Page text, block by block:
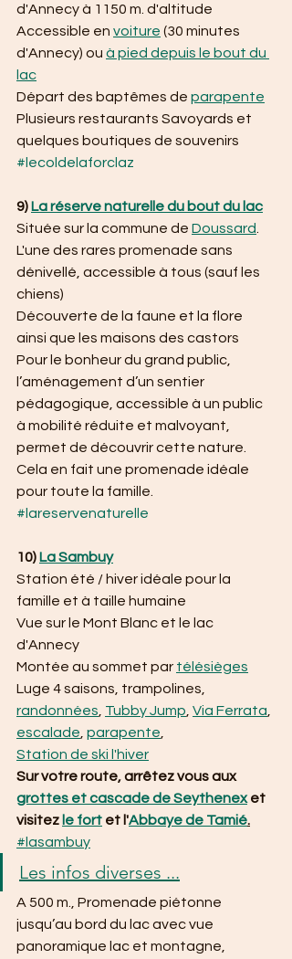
d'Annecy à 1150 m. d'altitude
Accessible en voiture (30 minutes
d'Annecy) ou à pied depuis le bout du
lac
Départ des baptêmes de parapente
Plusieurs restaurants Savoyards et
quelques boutiques de souvenirs
#lecoldelaforclaz
9) La réserve naturelle du bout du lac
Située sur la commune de Doussard
L'une des rares promenade sans
dénivellé, accessible à tous (sauf les
chiens)
Découverte de la faune et la flore
ainsi que les maisons des castors
Pour le bonheur du grand public,
l’aménagement d’un sentier
pédagogique, accessible à un public
à mobilité réduite et malvoyant,
permet de découvrir cette nature.
Cela en fait une promenade idéale
pour toute la famille.
#lareservenaturelle
10) La Sambuy
Station été / hiver idéale pour la
famille et à taille humaine
Vue sur le Mont Blanc et le lac
d'Annecy
Montée au sommet par télésièges
Luge 4 saisons, trampolines,
randonnées Tubby Jump Via Ferrata
escalade parapente
Station de ski l'hiver
Sur votre route, arrêtez vous aux
grottes et cascade de Seythenex et
visitez le fort et l'Abbaye de Tamié.
#lasambuy
Les infos diverses ...
A 500 m., Promenade piétonne
jusqu’au bord du lac avec vue
panoramique lac et montagne,